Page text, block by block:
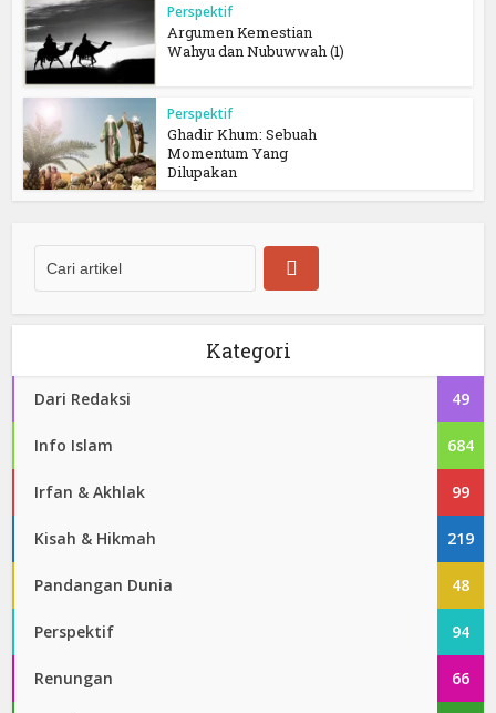
Perspektif
Argumen Kemestian
Wahyu dan Nubuwwah (1)
Perspektif
Ghadir Khum: Sebuah
Momentum Yang
Dilupakan
Kategori
Dari Redaksi 49
Info Islam 684
Irfan & Akhlak 99
Kisah & Hikmah 219
Pandangan Dunia 48
Perspektif 94
Renungan 66